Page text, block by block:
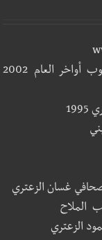
أول صحيفة اليكترونية صدرت في صيدا والجنوب أواخر العام 2002
غسان الزعتري
الملاح
الزعتري